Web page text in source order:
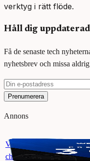
verktyg i rätt flöde.
Håll dig uppdaterad
Få de senaste tech
nyhetsbrev och missa
Prenumerera
Annons
Vinn ett presentkort på
chansen att vinna 3000 kr.